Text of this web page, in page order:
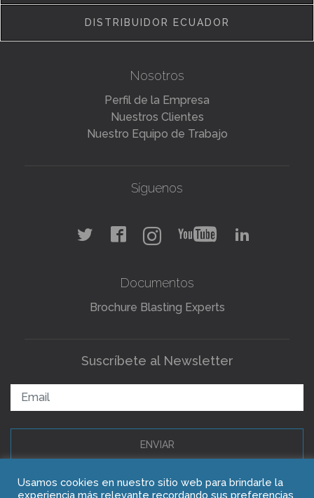
DISTRIBUIDOR ECUADOR
Nosotros
Perfil de la Empresa
Nuestros Clientes
Nuestro Equipo de Trabajo
Síguenos
Documentos
Brochure Blasting Experts
Suscríbete al Newsletter
ENVIAR
Usamos cookies en nuestro sitio web para brindarle la
experiencia más relevante recordando sus preferencias